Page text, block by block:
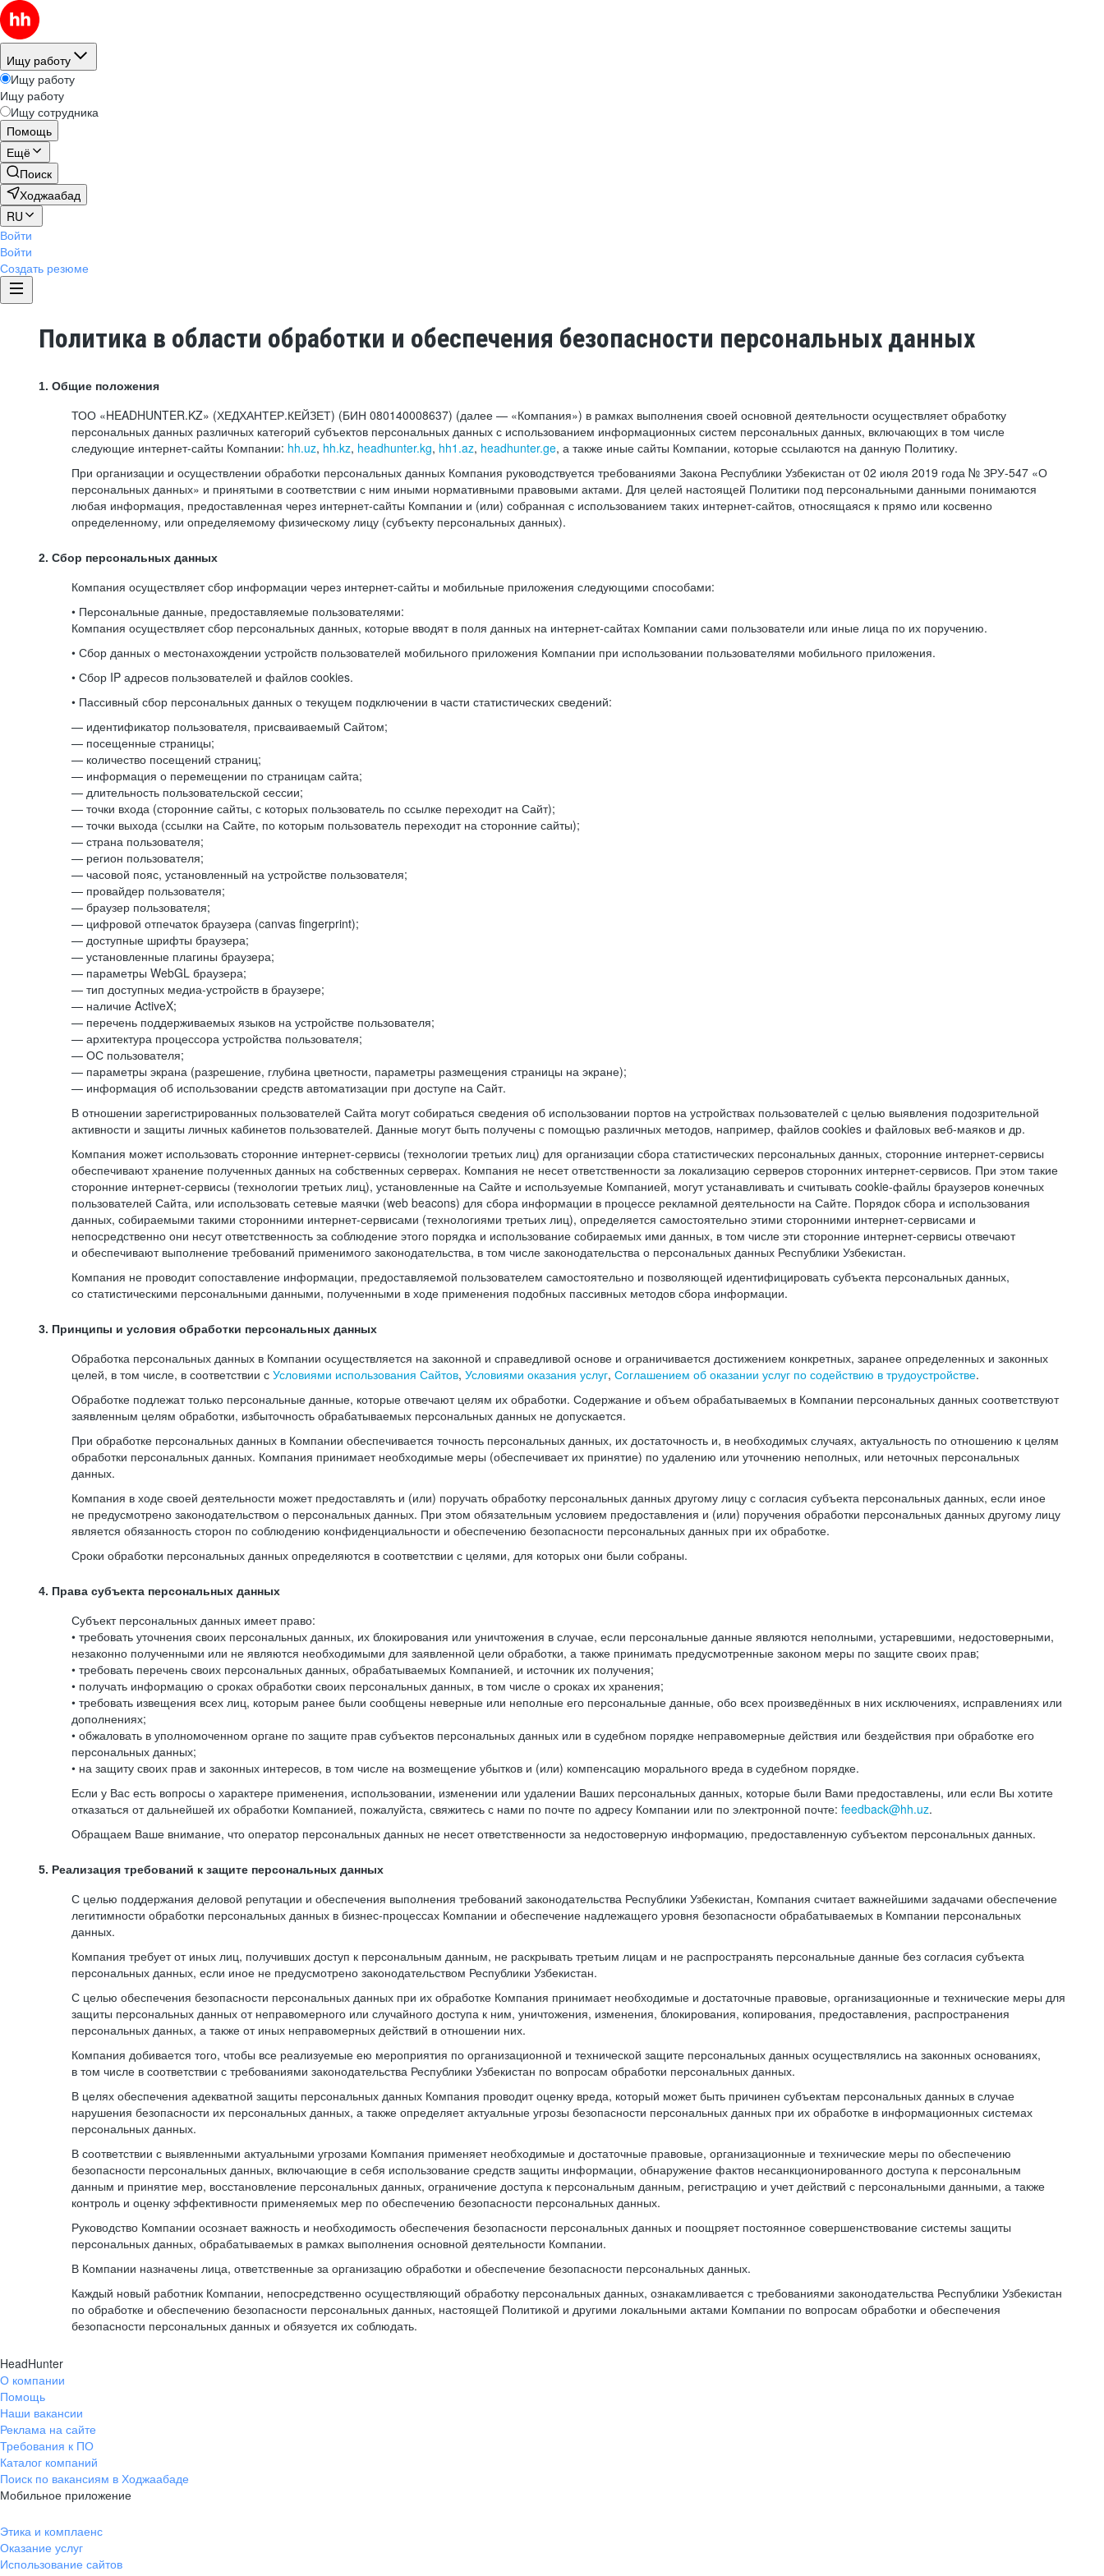
Ищу работу
Ищу работу
Ищу работу
Ищу сотрудника
Помощь
Ещё
Поиск
Ходжаабад
RU
Войти
Войти
Создать резюме
Политика в области обработки и обеспечения безопасности персональных данных
1. Общие положения
ТОО «HEADHUNTER.KZ» (ХЕДХАНТЕР.КЕЙЗЕТ) (БИН 080140008637) (далее — «Компания») в рамках выполнения своей основной деятельности осуществляет обработку
персональных данных различных категорий субъектов персональных данных с использованием информационных систем персональных данных, включающих в том числе
следующие интернет-сайты Компании: hh.uz, hh.kz, headhunter.kg, hh1.az, headhunter.ge, а также иные сайты Компании, которые ссылаются на данную Политику.
При организации и осуществлении обработки персональных данных Компания руководствуется требованиями Закона Республики Узбекистан от 02 июля 2019 года № ЗРУ-547 «О
персональных данных» и принятыми в соответствии с ним иными нормативными правовыми актами. Для целей настоящей Политики под персональными данными понимаются
любая информация, предоставленная через интернет-сайты Компании и (или) собранная с использованием таких интернет-сайтов, относящаяся к прямо или косвенно
определенному, или определяемому физическому лицу (субъекту персональных данных).
2. Сбор персональных данных
Компания осуществляет сбор информации через интернет-сайты и мобильные приложения следующими способами:
• Персональные данные, предоставляемые пользователями:
Компания осуществляет сбор персональных данных, которые вводят в поля данных на интернет-сайтах Компании сами пользователи или иные лица по их поручению.
• Сбор данных о местонахождении устройств пользователей мобильного приложения Компании при использовании пользователями мобильного приложения.
• Сбор IP адресов пользователей и файлов cookies.
• Пассивный сбор персональных данных о текущем подключении в части статистических сведений:
— идентификатор пользователя, присваиваемый Сайтом;
— посещенные страницы;
— количество посещений страниц;
— информация о перемещении по страницам сайта;
— длительность пользовательской сессии;
— точки входа (сторонние сайты, с которых пользователь по ссылке переходит на Сайт);
— точки выхода (ссылки на Сайте, по которым пользователь переходит на сторонние сайты);
— страна пользователя;
— регион пользователя;
— часовой пояс, установленный на устройстве пользователя;
— провайдер пользователя;
— браузер пользователя;
— цифровой отпечаток браузера (canvas fingerprint);
— доступные шрифты браузера;
— установленные плагины браузера;
— параметры WebGL браузера;
— тип доступных медиа-устройств в браузере;
— наличие ActiveX;
— перечень поддерживаемых языков на устройстве пользователя;
— архитектура процессора устройства пользователя;
— ОС пользователя;
— параметры экрана (разрешение, глубина цветности, параметры размещения страницы на экране);
— информация об использовании средств автоматизации при доступе на Сайт.
В отношении зарегистрированных пользователей Сайта могут собираться сведения об использовании портов на устройствах пользователей с целью выявления подозрительной
активности и защиты личных кабинетов пользователей. Данные могут быть получены с помощью различных методов, например, файлов cookies и файловых веб-маяков и др.
Компания может использовать сторонние интернет-сервисы (технологии третьих лиц) для организации сбора статистических персональных данных, сторонние интернет-сервисы
обеспечивают хранение полученных данных на собственных серверах. Компания не несет ответственности за локализацию серверов сторонних интернет-сервисов. При этом такие
сторонние интернет-сервисы (технологии третьих лиц), установленные на Сайте и используемые Компанией, могут устанавливать и считывать cookie-файлы браузеров конечных
пользователей Сайта, или использовать сетевые маячки (web beacons) для сбора информации в процессе рекламной деятельности на Сайте. Порядок сбора и использования
данных, собираемыми такими сторонними интернет-сервисами (технологиями третьих лиц), определяется самостоятельно этими сторонними интернет-сервисами и
непосредственно они несут ответственность за соблюдение этого порядка и использование собираемых ими данных, в том числе эти сторонние интернет-сервисы отвечают
и обеспечивают выполнение требований применимого законодательства, в том числе законодательства о персональных данных Республики Узбекистан.
Компания не проводит сопоставление информации, предоставляемой пользователем самостоятельно и позволяющей идентифицировать субъекта персональных данных,
со статистическими персональными данными, полученными в ходе применения подобных пассивных методов сбора информации.
3. Принципы и условия обработки персональных данных
Обработка персональных данных в Компании осуществляется на законной и справедливой основе и ограничивается достижением конкретных, заранее определенных и законных
целей, в том числе, в соответствии с Условиями использования Сайтов, Условиями оказания услуг, Соглашением об оказании услуг по содействию в трудоустройстве.
Обработке подлежат только персональные данные, которые отвечают целям их обработки. Содержание и объем обрабатываемых в Компании персональных данных соответствуют
заявленным целям обработки, избыточность обрабатываемых персональных данных не допускается.
При обработке персональных данных в Компании обеспечивается точность персональных данных, их достаточность и, в необходимых случаях, актуальность по отношению к целям
обработки персональных данных. Компания принимает необходимые меры (обеспечивает их принятие) по удалению или уточнению неполных, или неточных персональных
данных.
Компания в ходе своей деятельности может предоставлять и (или) поручать обработку персональных данных другому лицу с согласия субъекта персональных данных, если иное
не предусмотрено законодательством о персональных данных. При этом обязательным условием предоставления и (или) поручения обработки персональных данных другому лицу
является обязанность сторон по соблюдению конфиденциальности и обеспечению безопасности персональных данных при их обработке.
Сроки обработки персональных данных определяются в соответствии с целями, для которых они были собраны.
4. Права субъекта персональных данных
Субъект персональных данных имеет право:
• требовать уточнения своих персональных данных, их блокирования или уничтожения в случае, если персональные данные являются неполными, устаревшими, недостоверными,
незаконно полученными или не являются необходимыми для заявленной цели обработки, а также принимать предусмотренные законом меры по защите своих прав;
• требовать перечень своих персональных данных, обрабатываемых Компанией, и источник их получения;
• получать информацию о сроках обработки своих персональных данных, в том числе о сроках их хранения;
• требовать извещения всех лиц, которым ранее были сообщены неверные или неполные его персональные данные, обо всех произведённых в них исключениях, исправлениях или
дополнениях;
• обжаловать в уполномоченном органе по защите прав субъектов персональных данных или в судебном порядке неправомерные действия или бездействия при обработке его
персональных данных;
• на защиту своих прав и законных интересов, в том числе на возмещение убытков и (или) компенсацию морального вреда в судебном порядке.
Если у Вас есть вопросы о характере применения, использовании, изменении или удалении Ваших персональных данных, которые были Вами предоставлены, или если Вы хотите
отказаться от дальнейшей их обработки Компанией, пожалуйста, свяжитесь с нами по почте по адресу Компании или по электронной почте: feedback@hh.uz.
Обращаем Ваше внимание, что оператор персональных данных не несет ответственности за недостоверную информацию, предоставленную субъектом персональных данных.
5. Реализация требований к защите персональных данных
С целью поддержания деловой репутации и обеспечения выполнения требований законодательства Республики Узбекистан, Компания считает важнейшими задачами обеспечение
легитимности обработки персональных данных в бизнес-процессах Компании и обеспечение надлежащего уровня безопасности обрабатываемых в Компании персональных
данных.
Компания требует от иных лиц, получивших доступ к персональным данным, не раскрывать третьим лицам и не распространять персональные данные без согласия субъекта
персональных данных, если иное не предусмотрено законодательством Республики Узбекистан.
С целью обеспечения безопасности персональных данных при их обработке Компания принимает необходимые и достаточные правовые, организационные и технические меры для
защиты персональных данных от неправомерного или случайного доступа к ним, уничтожения, изменения, блокирования, копирования, предоставления, распространения
персональных данных, а также от иных неправомерных действий в отношении них.
Компания добивается того, чтобы все реализуемые ею мероприятия по организационной и технической защите персональных данных осуществлялись на законных основаниях,
в том числе в соответствии с требованиями законодательства Республики Узбекистан по вопросам обработки персональных данных.
В целях обеспечения адекватной защиты персональных данных Компания проводит оценку вреда, который может быть причинен субъектам персональных данных в случае
нарушения безопасности их персональных данных, а также определяет актуальные угрозы безопасности персональных данных при их обработке в информационных системах
персональных данных.
В соответствии с выявленными актуальными угрозами Компания применяет необходимые и достаточные правовые, организационные и технические меры по обеспечению
безопасности персональных данных, включающие в себя использование средств защиты информации, обнаружение фактов несанкционированного доступа к персональным
данным и принятие мер, восстановление персональных данных, ограничение доступа к персональным данным, регистрацию и учет действий с персональными данными, а также
контроль и оценку эффективности применяемых мер по обеспечению безопасности персональных данных.
Руководство Компании осознает важность и необходимость обеспечения безопасности персональных данных и поощряет постоянное совершенствование системы защиты
персональных данных, обрабатываемых в рамках выполнения основной деятельности Компании.
В Компании назначены лица, ответственные за организацию обработки и обеспечение безопасности персональных данных.
Каждый новый работник Компании, непосредственно осуществляющий обработку персональных данных, ознакамливается с требованиями законодательства Республики Узбекистан
по обработке и обеспечению безопасности персональных данных, настоящей Политикой и другими локальными актами Компании по вопросам обработки и обеспечения
безопасности персональных данных и обязуется их соблюдать.
HeadHunter
О компании
Помощь
Наши вакансии
Реклама на сайте
Требования к ПО
Каталог компаний
Поиск по вакансиям в Ходжаабаде
Мобильное приложение
Этика и комплаенс
Оказание услуг
Использование сайтов